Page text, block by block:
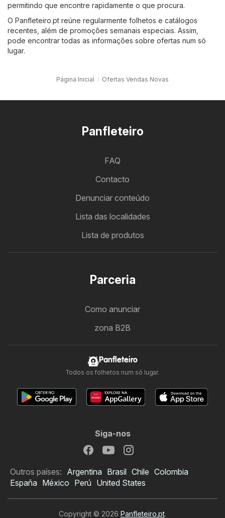
permitindo que encontre rapidamente o que procura.
O Panfleteiro.pt reúne regularmente folhetos e catálogos
recentes, além de promoções semanais especiais. Assim,
pode encontrar todas as informações sobre ofertas num só
lugar.
Página Inicial Ofertas Vendas Novas
Panfleteiro
FAQ
Contacto
Denunciar conteúdo
Lista das localidades
Lista de produtos
Parceria
Como anunciar
zona B2B
Panfleteiro
Todos os folhetos num só lugar.
Siga-nos
Outros países: Argentina Brasil Chile Colombia
España México Perú United States
Copyright © 2026 Panfleteiro.pt.